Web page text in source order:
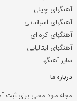
آهنگهای چینی
آهنگهای اسپانیایی
آهنگهای کره ای
آهنگهای ایتالیایی
سایر آهنگها
درباره ما
مجله ملود محلی برای